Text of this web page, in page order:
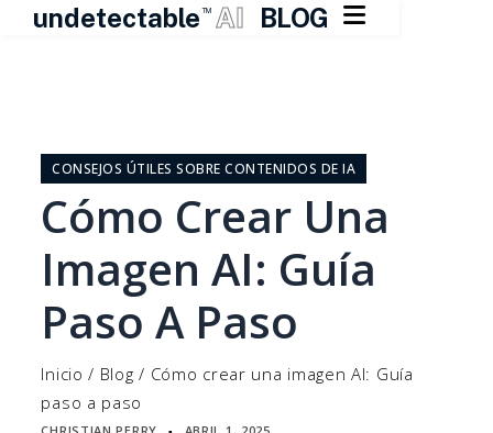
undetectable TM AI BLOG 
contenidoCONSEJOS ÚTILES SOBRE CONTENIDOS DE IA
Cómo Crear Una
Imagen AI: Guía
Paso A Paso
Inicio / Blog / Cómo crear una imagen AI: Guía
paso a paso